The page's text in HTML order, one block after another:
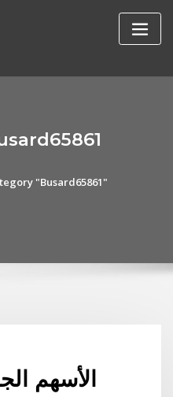
"Busard65861"
الأسهم